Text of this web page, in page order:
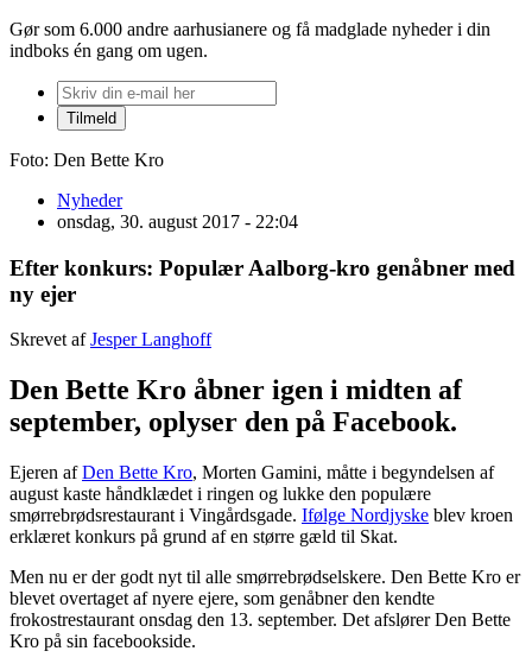
Gør som 6.000 andre aarhusianere og få madglade nyheder i din
indboks én gang om ugen.
Foto: Den Bette Kro
Nyheder
onsdag, 30. august 2017 - 22:04
Efter konkurs: Populær Aalborg-kro genåbner med
ny ejer
Skrevet afJesper Langhoff
Den Bette Kro åbner igen i midten af
september, oplyser den på Facebook.
Ejeren afDen Bette Kro, Morten Gamini, måtte i begyndelsen af
august kaste håndklædet i ringen og lukke den populære
smørrebrødsrestaurant i Vingårdsgade. Ifølge Nordjyske blev kroen
erklæret konkurs på grund af en større gæld til Skat.
Men nu er der godt nyt til alle smørrebrødselskere. Den Bette Kro er
blevet overtaget af nyere ejere, som genåbner den kendte
frokostrestaurant onsdag den 13. september. Det afslører Den Bette
Kro på sin facebookside.